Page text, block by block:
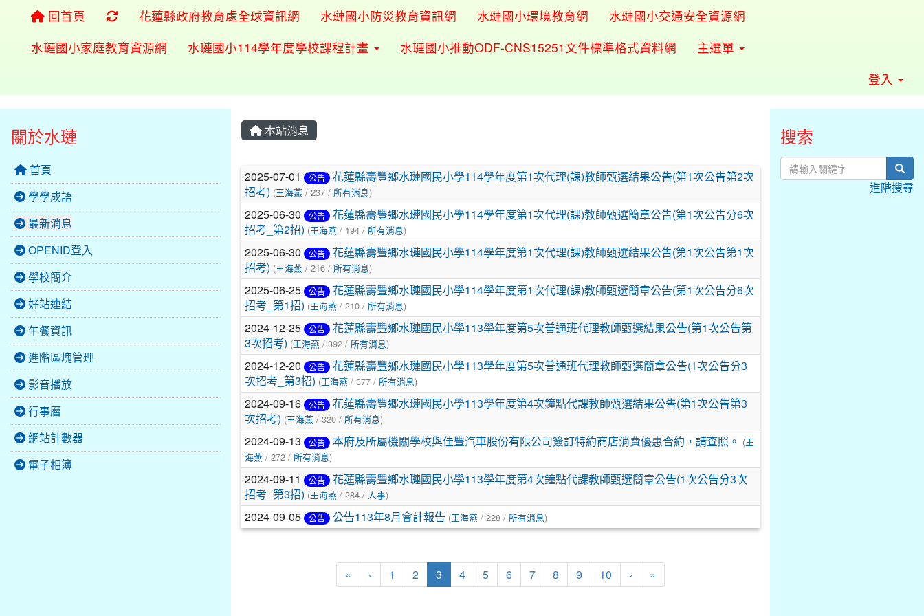
回首頁 重新取得佈景設定
花蓮縣政府教育處全球資訊網 水璉國小防災教育資訊網 水璉國小環境教育網
水璉國小交通安全資源網
水璉國小家庭教育資源網
水璉國小114學年度學校課程計畫 水璉國小推動ODF-CNS15251文件標準格式資料網
主選單
登入
本站消息
文章列表
2025-07-01 公告
花蓮縣壽豐鄉水璉國民小學114學年度第1次代理(課)教師甄選結果公告(第1次公告第2次
招考) (王海燕 / 237 / 所有消息)
2025-06-30 公告
花蓮縣壽豐鄉水璉國民小學114學年度第1次代理(課)教師甄選簡章公告(第1次公告分6次
招考_第2招) (王海燕 / 194 / 所有消息)
2025-06-30 公告
花蓮縣壽豐鄉水璉國民小學114學年度第1次代理(課)教師甄選結果公告(第1次公告第1次
招考) (王海燕 / 216 / 所有消息)
2025-06-25 公告
花蓮縣壽豐鄉水璉國民小學114學年度第1次代理(課)教師甄選簡章公告(第1次公告分6次
招考_第1招) (王海燕 / 210 / 所有消息)
2024-12-25 公告
花蓮縣壽豐鄉水璉國民小學113學年度第5次普通班代理教師甄選結果公告(第1次公告第
3次招考) (王海燕 / 392 / 所有消息)
2024-12-20 公告
花蓮縣壽豐鄉水璉國民小學113學年度第5次普通班代理教師甄選簡章公告(1次公告分3
次招考_第3招) (王海燕 / 377 / 所有消息)
2024-09-16 公告
花蓮縣壽豐鄉水璉國民小學113學年度第4次鐘點代課教師甄選結果公告(第1次公告第3
次招考) (王海燕 / 320 / 所有消息)
2024-09-13 公告 本府及所屬機關學校與佳豐汽車股份有限公司簽訂特約商店消費優惠合約，請查照。 (王
海燕 / 272 / 所有消息)
2024-09-11 公告
花蓮縣壽豐鄉水璉國民小學113學年度第4次鐘點代課教師甄選簡章公告(1次公告分3次
招考_第3招) (王海燕 / 284 / 人事)
2024-09-05 公告 公告113年8月會計報告 (王海燕 / 228 / 所有消息)
« 第一頁
‹ 上一頁
1 2 3 (目前頁次)
4 5 6 7 8 9 10 › 下一頁
»
關於水璉
首頁
學學成語
最新消息
OPENID登入
學校簡介
好站連結
午餐資訊
進階區塊管理
影音播放
行事曆
網站計數器
電子相簿
搜索
進階搜尋